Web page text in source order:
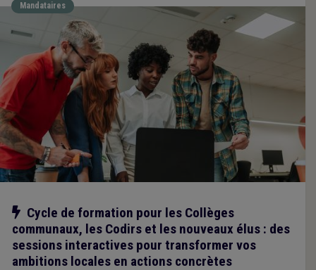
Mandataires
Notre action
Cycle de formation pour les Collèges
communaux, les Codirs et les nouveaux élus : des
sessions interactives pour transformer vos
ambitions locales en actions concrètes